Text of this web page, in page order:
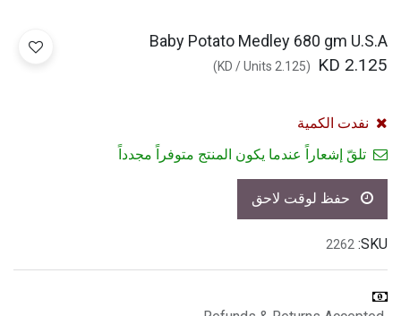
Baby Potato Medley 680 gm U.S.A
2.125
(
2.125
/Units
)
نفدت الكمية
تلقّ إشعاراً عندما يكون المنتج متوفراً مجدداً
SKU:
2262